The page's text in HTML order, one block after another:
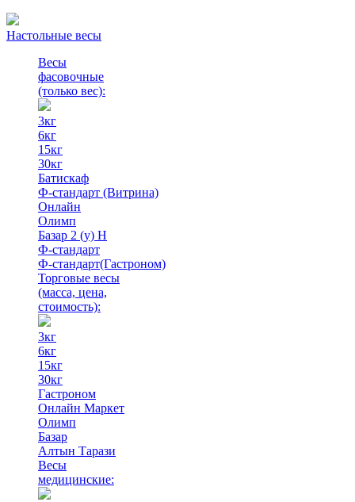
Настольные весы
Весы
фасовочные
(только вес):
3кг
6кг
15кг
30кг
Батискаф
Ф-стандарт (Витрина)
Онлайн
Олимп
Базар 2 (у) Н
Ф-стандарт
Ф-стандарт(Гастроном)
Торговые весы
(масса, цена,
стоимость):
3кг
6кг
15кг
30кг
Гастроном
Онлайн Маркет
Олимп
Базар
Алтын Тарази
Весы
медицинские: